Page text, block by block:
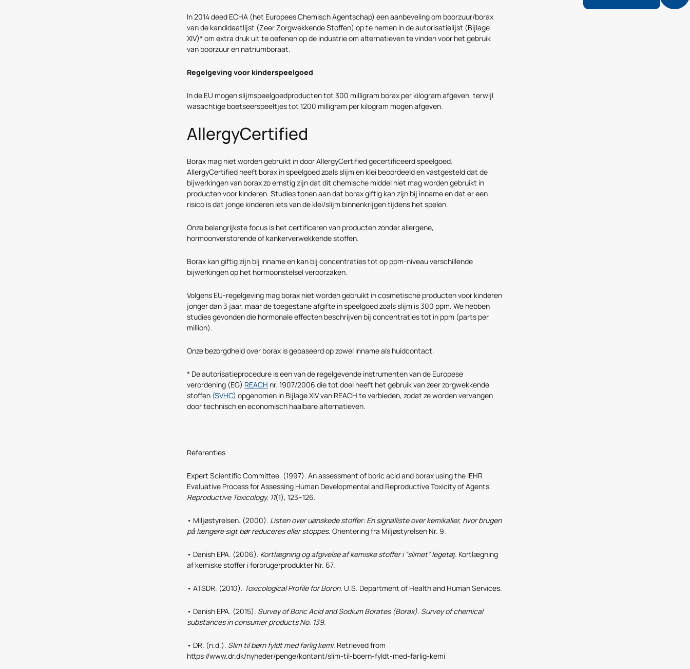
In 2014 deed ECHA (het Europees Chemisch Agentschap) een aanbeveling om boorzuur/borax
van de kandidaatlijst (Zeer Zorgwekkende Stoffen) op te nemen in de autorisatielijst (Bijlage
XIV)* om extra druk uit te oefenen op de industrie om alternatieven te vinden voor het gebruik
van boorzuur en natriumboraat.
Regelgeving voor kinderspeelgoed
In de EU mogen slijmspeelgoedproducten tot 300 milligram borax per kilogram afgeven, terwijl
wasachtige boetseerspeeltjes tot 1200 milligram per kilogram mogen afgeven.
AllergyCertified
Borax mag niet worden gebruikt in door AllergyCertified gecertificeerd speelgoed.
AllergyCertified heeft borax in speelgoed zoals slijm en klei beoordeeld en vastgesteld dat de
bijwerkingen van borax zo ernstig zijn dat dit chemische middel niet mag worden gebruikt in
producten voor kinderen. Studies tonen aan dat borax giftig kan zijn bij inname en dat er een
risico is dat jonge kinderen iets van de klei/slijm binnenkrijgen tijdens het spelen.
Onze belangrijkste focus is het certificeren van producten zonder allergene,
hormoonverstorende of kankerverwekkende stoffen.
Borax kan giftig zijn bij inname en kan bij concentraties tot op ppm-niveau verschillende
bijwerkingen op het hormoonstelsel veroorzaken.
Volgens EU-regelgeving mag borax niet worden gebruikt in cosmetische producten voor kinderen
jonger dan 3 jaar, maar de toegestane afgifte in speelgoed zoals slijm is 300 ppm. We hebben
studies gevonden die hormonale effecten beschrijven bij concentraties tot in ppm (parts per
million).
Onze bezorgdheid over borax is gebaseerd op zowel inname als huidcontact.
* De autorisatieprocedure is een van de regelgevende instrumenten van de Europese
verordening (EG) REACH nr. 1907/2006 die tot doel heeft het gebruik van zeer zorgwekkende
stoffen (SVHC) opgenomen in Bijlage XIV van REACH te verbieden, zodat ze worden vervangen
door technisch en economisch haalbare alternatieven.
Referenties
Expert Scientific Committee. (1997). An assessment of boric acid and borax using the IEHR
Evaluative Process for Assessing Human Developmental and Reproductive Toxicity of Agents.
Reproductive Toxicology, 11(1), 123–126.
• Miljøstyrelsen. (2000). Listen over uønskede stoffer: En signalliste over kemikalier, hvor brugen
på længere sigt bør reduceres eller stoppes. Orientering fra Miljøstyrelsen Nr. 9.
• Danish EPA. (2006). Kortlægning og afgivelse af kemiske stoffer i “slimet” legetøj. Kortlægning
af kemiske stoffer i forbrugerprodukter Nr. 67.
• ATSDR. (2010). Toxicological Profile for Boron. U.S. Department of Health and Human Services.
• Danish EPA. (2015). Survey of Boric Acid and Sodium Borates (Borax). Survey of chemical
substances in consumer products No. 139.
• DR. (n.d.). Slim til børn fyldt med farlig kemi. Retrieved from
https://www.dr.dk/nyheder/penge/kontant/slim-til-boern-fyldt-med-farlig-kemi